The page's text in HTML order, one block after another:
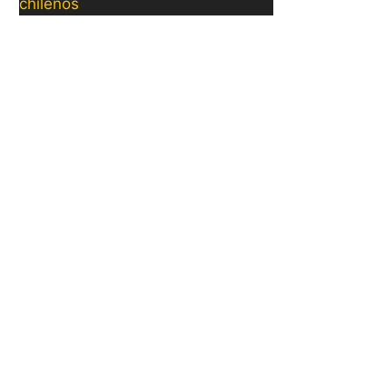
chilenos